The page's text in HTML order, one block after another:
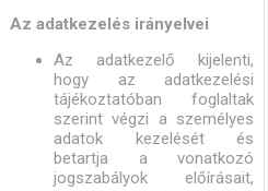
Az adatkezelés irányelvei
Az adatkezelő kijelenti,
hogy az adatkezelési
tájékoztatóban foglaltak
szerint végzi a személyes
adatok kezelését és
betartja a vonatkozó
jogszabályok előírásait,